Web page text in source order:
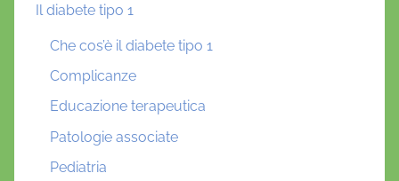
Il diabete tipo 1
Che cos’è il diabete tipo 1
Complicanze
Educazione terapeutica
Patologie associate
Pediatria